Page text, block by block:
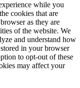
while you
cookies that are
as they are
of the website. We
and understand how
in your browser
to opt-out of these
may affect your